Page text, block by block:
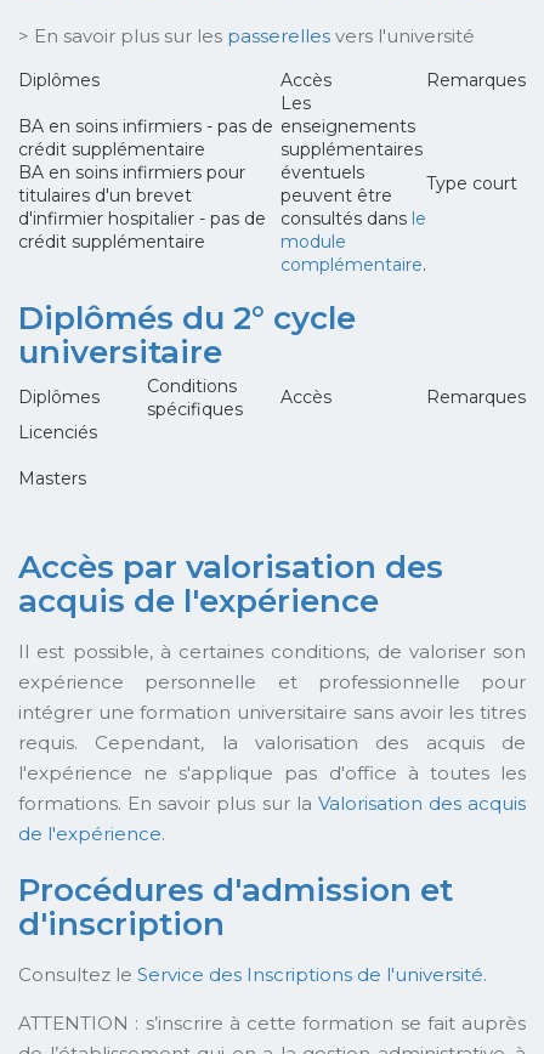
> En savoir plus sur les passerelles vers l'université
Diplômes Accès Remarques
BA en soins infirmiers - pas de
crédit supplémentaire
BA en soins infirmiers pour
titulaires d'un brevet
d'infirmier hospitalier - pas de
crédit supplémentaire
Les
enseignements
supplémentaires
éventuels
peuvent être
consultés dans le
module
complémentaire.
Type court
Diplômés du 2° cycle
universitaire
Diplômes
Conditions
spécifiques
Accès
Remarques
Licenciés
Masters
Accès par valorisation des
acquis de l'expérience
Il est possible, à certaines conditions, de valoriser son
expérience personnelle et professionnelle pour
intégrer une formation universitaire sans avoir les titres
requis. Cependant, la valorisation des acquis de
l'expérience ne s'applique pas d'office à toutes les
formations. En savoir plus sur la Valorisation des acquis
de l'expérience.
Procédures d'admission et
d'inscription
Consultez le Service des Inscriptions de l'université.
ATTENTION : s’inscrire à cette formation se fait auprès